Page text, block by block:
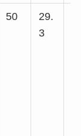
50
29.
3